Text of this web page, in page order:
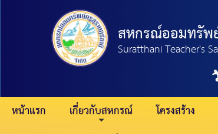
สหกรณ์ออมทรัพ
Suratthani Teacher's
วัน
หน้าแรก เกี่ยวกับสหกรณ์ โครงสร้าง